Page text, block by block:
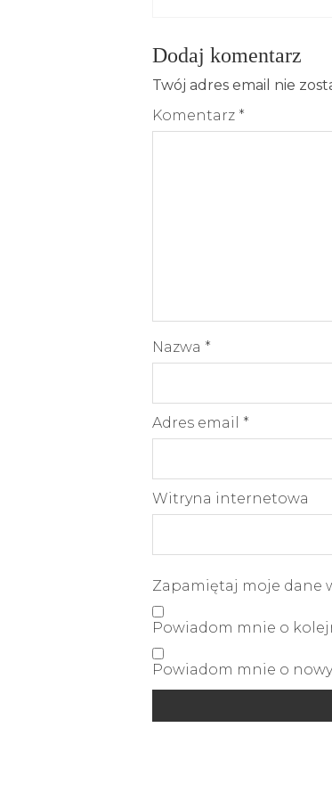
Dodaj komentarz
Twój adres email nie
Komentarz *
Nazwa *
Adres email *
Witryna internetowa
Zapamiętaj moje dane
Powiadom mnie o
Powiadom mnie o